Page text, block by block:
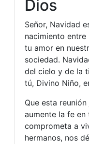
Dios
Señor, Navidad
nacimiento
tu amor en
sociedad.
del cielo y de la
tú, Divino Niño,
Que esta
aumente la fe
comprometa a
hermanos, nos